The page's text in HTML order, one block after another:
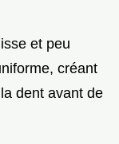
et peu
créant
dent avant de